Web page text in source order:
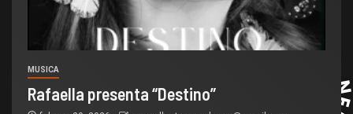
MUSICA
Rafaella presenta “Destino”